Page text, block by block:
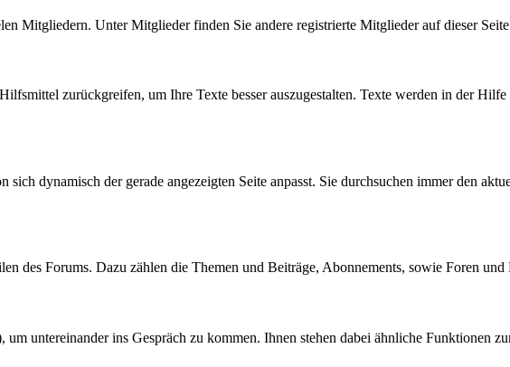
Mitgliedern. Unter Mitglieder finden Sie andere registrierte Mitglieder auf dieser
zurückgreifen, um Ihre Texte besser auszugestalten. Texte werden in der
dynamisch der gerade angezeigten Seite anpasst. Sie durchsuchen immer den
des Forums. Dazu zählen die Themen und Beiträge, Abonnements, sowie Foren und
untereinander ins Gespräch zu kommen. Ihnen stehen dabei ähnliche Funktionen